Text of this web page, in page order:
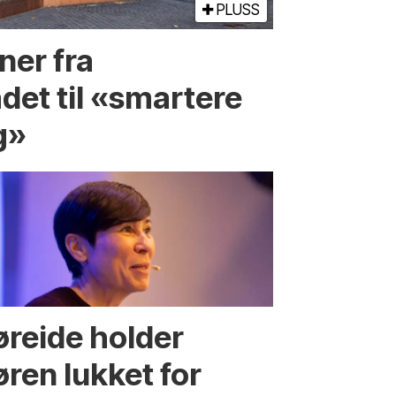
PLUSS
fra
til «smartere
holder
lukket for